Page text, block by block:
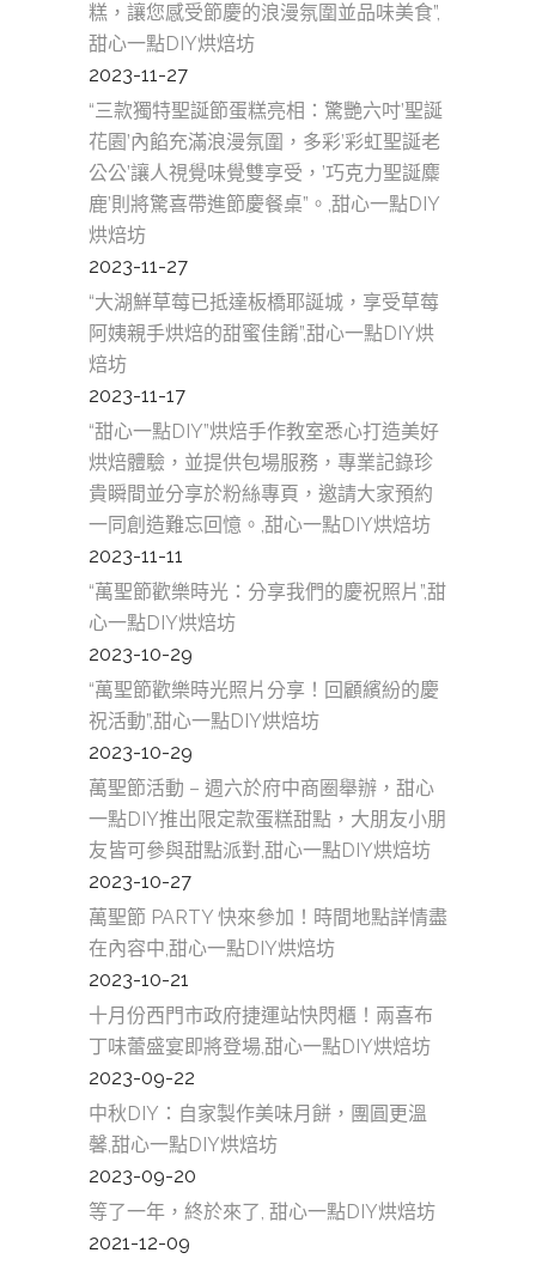
糕，讓您感受節慶的浪漫氛圍並品味美食”,
甜心一點DIY烘焙坊
2023-11-27
“三款獨特聖誕節蛋糕亮相：驚艷六吋’聖誕
花園’內餡充滿浪漫氛圍，多彩’彩虹聖誕老
公公’讓人視覺味覺雙享受，’巧克力聖誕麋
鹿’則將驚喜帶進節慶餐桌”。,甜心一點DIY
烘焙坊
2023-11-27
“大湖鮮草莓已抵達板橋耶誕城，享受草莓
阿姨親手烘焙的甜蜜佳餚”,甜心一點DIY烘
焙坊
2023-11-17
“甜心一點DIY”烘焙手作教室悉心打造美好
烘焙體驗，並提供包場服務，專業記錄珍
貴瞬間並分享於粉絲專頁，邀請大家預約
一同創造難忘回憶。,甜心一點DIY烘焙坊
2023-11-11
“萬聖節歡樂時光：分享我們的慶祝照片”,甜
心一點DIY烘焙坊
2023-10-29
“萬聖節歡樂時光照片分享！回顧繽紛的慶
祝活動”,甜心一點DIY烘焙坊
2023-10-29
萬聖節活動 – 週六於府中商圈舉辦，甜心
一點DIY推出限定款蛋糕甜點，大朋友小朋
友皆可參與甜點派對,甜心一點DIY烘焙坊
2023-10-27
萬聖節 PARTY 快來參加！時間地點詳情盡
在內容中,甜心一點DIY烘焙坊
2023-10-21
十月份西門市政府捷運站快閃櫃！兩喜布
丁味蕾盛宴即將登場,甜心一點DIY烘焙坊
2023-09-22
中秋DIY：自家製作美味月餅，團圓更溫
馨,甜心一點DIY烘焙坊
2023-09-20
等了一年，終於來了, 甜心一點DIY烘焙坊
2021-12-09